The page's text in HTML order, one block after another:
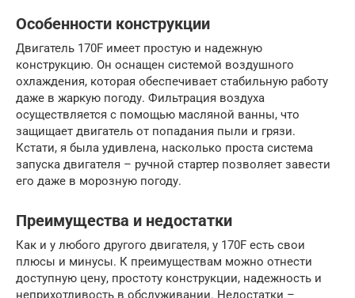
Особенности конструкции
Двигатель 170F имеет простую и надежную
конструкцию. Он оснащен системой воздушного
охлаждения, которая обеспечивает стабильную работу
даже в жаркую погоду. Фильтрация воздуха
осуществляется с помощью масляной ванны, что
защищает двигатель от попадания пыли и грязи.
Кстати, я была удивлена, насколько проста система
запуска двигателя – ручной стартер позволяет завести
его даже в морозную погоду.
Преимущества и недостатки
Как и у любого другого двигателя, у 170F есть свои
плюсы и минусы. К преимуществам можно отнести
доступную цену, простоту конструкции, надежность и
неприхотливость в обслуживании. Недостатки –